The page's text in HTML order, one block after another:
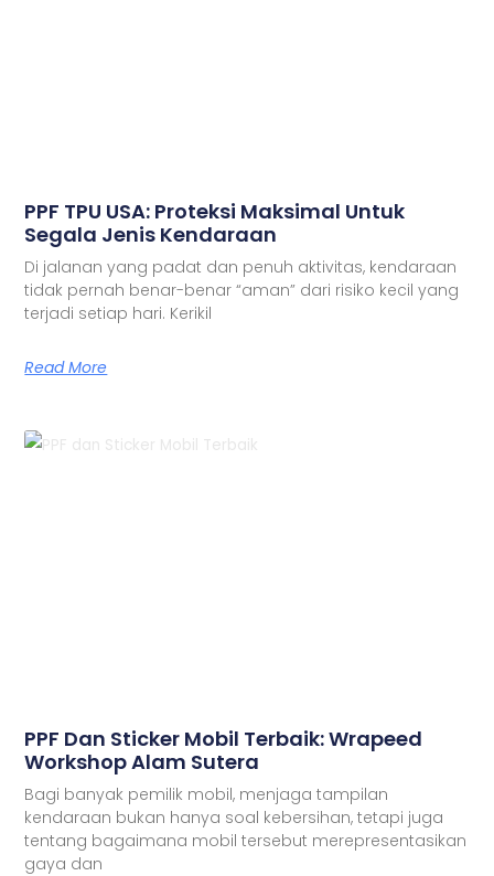
PPF TPU USA: Proteksi Maksimal Untuk
Segala Jenis Kendaraan
Di jalanan yang padat dan penuh aktivitas, kendaraan
tidak pernah benar-benar “aman” dari risiko kecil yang
terjadi setiap hari. Kerikil
Read More
PPF Dan Sticker Mobil Terbaik: Wrapeed
Workshop Alam Sutera
Bagi banyak pemilik mobil, menjaga tampilan
kendaraan bukan hanya soal kebersihan, tetapi juga
tentang bagaimana mobil tersebut merepresentasikan
gaya dan